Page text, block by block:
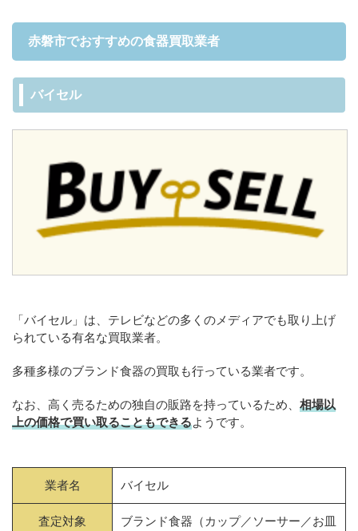
赤磐市でおすすめの食器買取業者
バイセル
「バイセル」は、テレビなどの多くのメディアでも取り上げ
られている有名な買取業者。
多種多様のブランド食器の買取も行っている業者です。
なお、高く売るための独自の販路を持っているため、 相場以
上の価格で買い取ることもできるようです。
業者名 バイセル
査定対象
ブランド食器（カップ／ソーサー／お皿